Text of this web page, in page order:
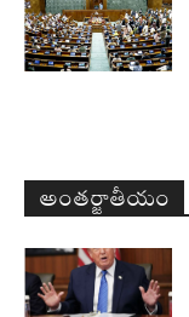
అంతర్జాతీయం